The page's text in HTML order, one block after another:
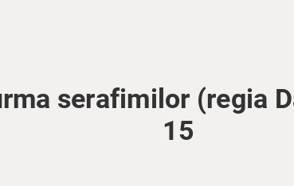
serafimilor (regia
15